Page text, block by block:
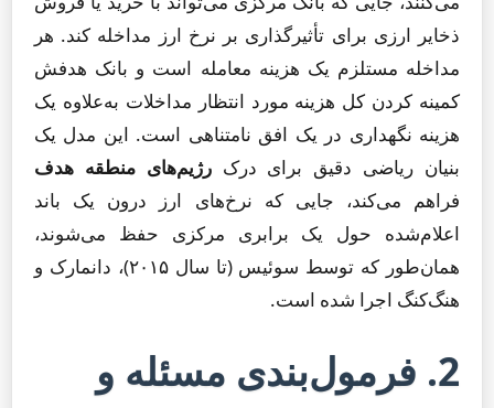
ذخایر ارزی برای تأثیرگذاری بر نرخ ارز مداخله کند. هر
مداخله مستلزم یک هزینه معامله است و بانک هدفش
کمینه کردن کل هزینه مورد انتظار مداخلات به‌علاوه یک
هزینه نگهداری در یک افق نامتناهی است. این مدل یک
بنیان ریاضی دقیق برای درکرژیم‌های منطقه هدف
فراهم می‌کند، جایی که نرخ‌های ارز درون یک باند
اعلام‌شده حول یک برابری مرکزی حفظ می‌شوند،
همان‌طور که توسط سوئیس (تا سال ۲۰۱۵)، دانمارک و
هنگ‌کنگ اجرا شده است.
2. فرمول‌بندی مسئله و